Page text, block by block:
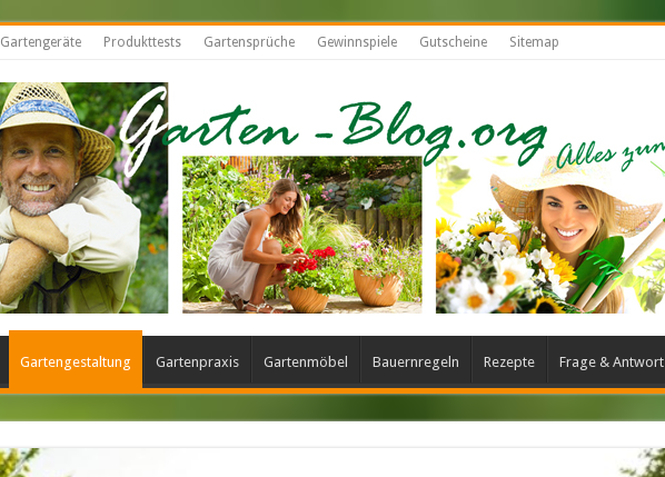
Gartengeräte Produkttests Gartensprüche Gewinnspiele Gutscheine Sitemap
Gartengestaltung Gartenpraxis Gartenmöbel Bauernregeln Rezepte Frage & Antwort